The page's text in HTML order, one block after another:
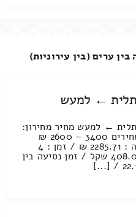
ערים (בין עירוניות)
← למעש
← למעש מחיר מחירון:
2781.25 ₪ / אלה שבטווח המחירים 3400 – 2600 ₪
עבודות סבלות , טעינה ופריקה : 2285.71 ₪ / זמן : 4
שעות 37 דקות מחיר נסיעה 408.03 שקל / זמן נסיעה בין